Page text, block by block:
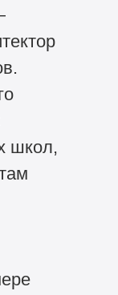
школ,